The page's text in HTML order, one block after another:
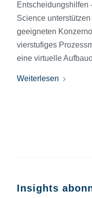
Entscheidungshilfen
Science
geeigneten
vierstufiges
eine virtuelle
Weiterlesen
Insights